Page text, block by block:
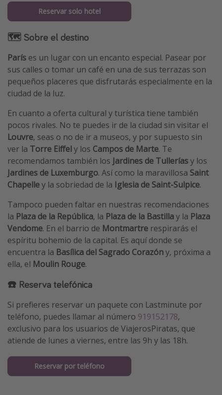
Reservar solo hotel
🗺 Sobre el destino
París es un lugar con un encanto especial. Pasear por
sus calles o tomar un café en una de sus terrazas son
pequeños placeres que disfrutarás especialmente en la
ciudad de la luz.
En cuanto a oferta cultural y turística tiene también
pocos rivales. No te puedes ir de la ciudad sin visitar el
Louvre, seas o no de ir a museos, y por supuesto sin
ver la Torre Eiffely los Campos de Marte. Te
recomendamos también los Jardines de Tulleríasy los
Jardines de Luxemburgo. Así como la maravillosa Saint
Chapelley la sobriedad de la Iglesia de Saint-Sulpice.
Tampoco pueden faltar en nuestras recomendaciones
la Plaza de la República, la Plaza de la Bastillay la Plaza
Vendome. En el barrio de Montmartre respirarás el
espíritu bohemio de la capital. Es aquí donde se
encuentra la Basílica del Sagrado Corazóny, próxima a
ella, el Moulin Rouge.
☎️ Reserva telefónica
Si prefieres reservar un paquete con Lastminute por
teléfono, puedes llamar al número 919152178,
exclusivo para los usuarios de ViajerosPiratas, que
atiende de lunes a viernes, entre las 9h y las 18h.
Reservar por teléfono